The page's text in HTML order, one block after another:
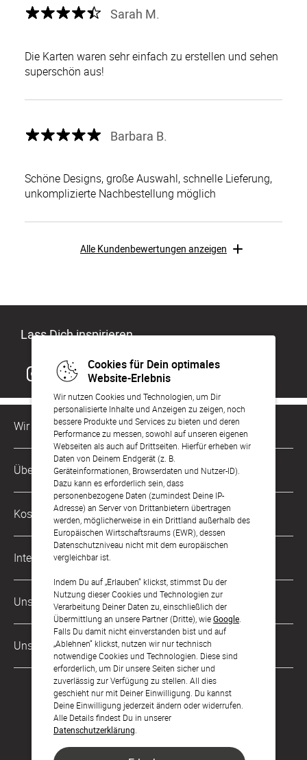
Cookies für Dein optimales
Website-Erlebnis
Wir nutzen Cookies und Technologien, um Dir
personalisierte Inhalte und Anzeigen zu zeigen, noch
bessere Produkte und Services zu bieten und deren
Performance zu messen, sowohl auf unseren eigenen
Webseiten als auch auf Drittseiten. Hierfür erheben wir
Daten von Deinem Endgerät (z. B.
Geräteinformationen, Browserdaten und Nutzer-ID).
Dazu kann es erforderlich sein, dass
personenbezogene Daten (zumindest Deine IP-
Adresse) an Server von Drittanbietern übertragen
werden, möglicherweise in ein Drittland außerhalb des
Europäischen Wirtschaftsraums (EWR), dessen
Datenschutzniveau nicht mit dem europäischen
vergleichbar ist.
Indem Du auf „Erlauben“ klickst, stimmst Du der
Nutzung dieser Cookies und Technologien zur
Verarbeitung Deiner Daten zu, einschließlich der
Übermittlung an unsere Partner (Dritte), wieGoogle
Falls Du damit nicht einverstanden bist und auf
„Ablehnen“ klickst, nutzen wir nur technisch
notwendige Cookies und Technologien. Diese sind
erforderlich, um Dir unsere Seiten sicher und
zuverlässig zur Verfügung zu stellen. All dies
geschieht nur mit Deiner Einwilligung. Du kannst
Deine Einwilligung jederzeit ändern oder widerrufen.
Alle Details findest Du in unserer
Datenschutzerklärung
Sarah M.
Die Karten waren sehr einfach zu erstellen und sehen
superschön aus!
Barbara B.
Schöne Designs, große Auswahl, schnelle Lieferung,
unkomplizierte Nachbestellung möglich
Alle Kundenbewertungen anzeigen
Lass Dich inspirieren
Wir sind für Dich da
Kundenservice-Hotline
0221 956 725 10
Mo. - Fr. von 9 bis 17 Uhr
kontakt@sendmoments.de
Über Uns
Philosophie
Karriere
Impressum
AGB & Widerrufsrecht
Zahlung & Versand
Datenschutz
Barrierefreiheitserklärung
LLM's
Kostenlose Services
Musterkarten
Digitale Gästelisten
FAQ & Hilfe
International
Österreich
Schweiz
Frankreich
Unsere Zahlungsarten
Unsere Partner